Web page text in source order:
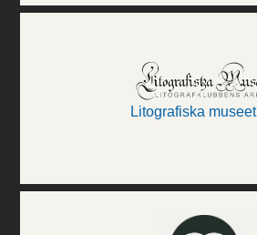
Litografiska museet